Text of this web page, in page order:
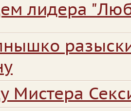
лидера
Мистера